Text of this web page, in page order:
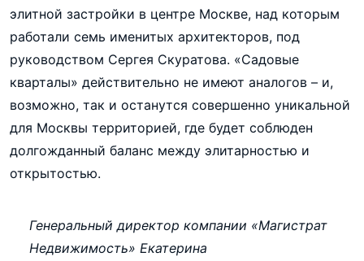
элитной застройки в центре Москве, над которым
работали семь именитых архитекторов, под
руководством Сергея Скуратова. «Садовые
кварталы» действительно не имеют аналогов – и,
возможно, так и останутся совершенно уникальной
для Москвы территорией, где будет соблюден
долгожданный баланс между элитарностью и
открытостью.
Генеральный директор компании «Магистрат
Недвижимость» Екатерина